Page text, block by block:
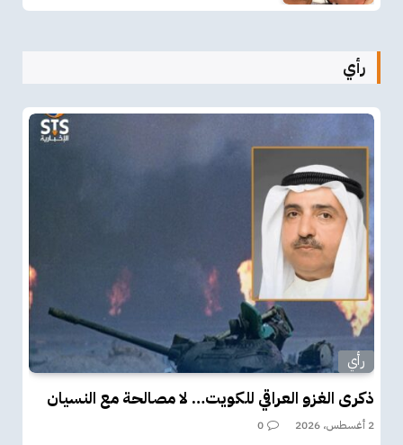
رأي
رأي
ذكرى الغزو العراقي للكويت… لا مصالحة مع النسيان
2 أغسطس، 2026 0